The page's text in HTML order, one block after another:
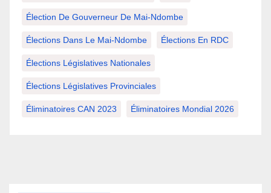
Élection De Gouverneur De Mai-Ndombe
Élections Dans Le Mai-Ndombe Élections En RDC
Élections Législatives Nationales
Élections Législatives Provinciales
Éliminatoires CAN 2023 Éliminatoires Mondial 2026